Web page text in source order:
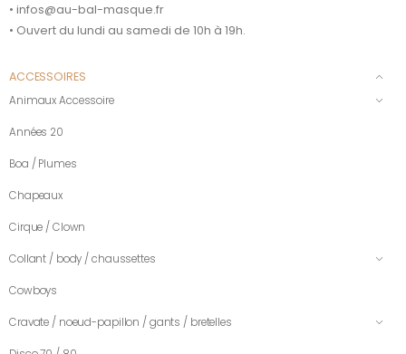
• infos@au-bal-masque.fr
• Ouvert du lundi au samedi de 10h à 19h.
ACCESSOIRES
Animaux Accessoire
Années 20
Boa / Plumes
Chapeaux
Cirque / Clown
Collant / body / chaussettes
Cowboys
Cravate / noeud-papillon / gants / bretelles